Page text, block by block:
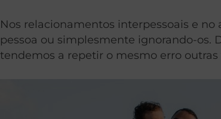
Nos relacionamentos interpessoais e
pessoa ou simplesmente ignorando-os.
tendemos a repetir o mesmo erro outras